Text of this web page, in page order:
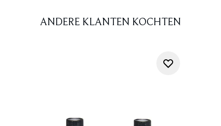
ANDERE KLANTEN KOCHTEN